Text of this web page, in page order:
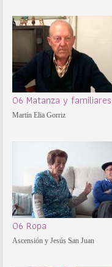
06 Matanza y familiares
Martín Elia Gorriz
06 Ropa
Ascensión y Jesús San Juan